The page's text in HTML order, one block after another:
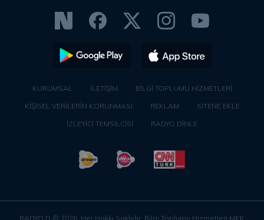
KURUMSAL İLETİŞİM
BİLGİ TOPLUMU HİZMETLERİ
KİŞİSEL VERİLERİN KORUNMASI
REKLAM
SİTENE EKLE
İZLEYİCİ TEMSİLCİSİ
RADYO DİNLE
RADYO D © 2026 . Her Hakkı Saklıdır. Bilgi Toplumu Hizmetleri MKK